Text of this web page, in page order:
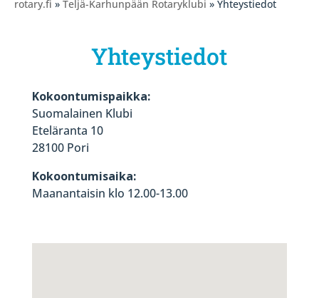
rotary.fi » Teljä-Karhunpään Rotaryklubi » Yhteystiedot
Yhteystiedot
Kokoontumispaikka:
Suomalainen Klubi
Eteläranta 10
28100 Pori
Kokoontumisaika:
Maanantaisin klo 12.00-13.00